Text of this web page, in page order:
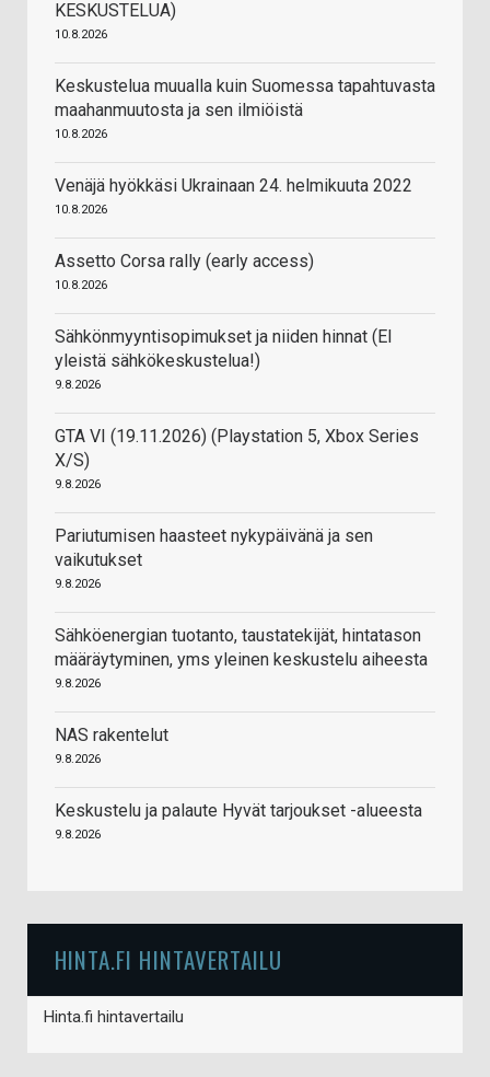
KESKUSTELUA)
10.8.2026
Keskustelua muualla kuin Suomessa tapahtuvasta
maahanmuutosta ja sen ilmiöistä
10.8.2026
Venäjä hyökkäsi Ukrainaan 24. helmikuuta 2022
10.8.2026
Assetto Corsa rally (early access)
10.8.2026
Sähkönmyyntisopimukset ja niiden hinnat (EI
yleistä sähkökeskustelua!)
9.8.2026
GTA VI (19.11.2026) (Playstation 5, Xbox Series
X/S)
9.8.2026
Pariutumisen haasteet nykypäivänä ja sen
vaikutukset
9.8.2026
Sähköenergian tuotanto, taustatekijät, hintatason
määräytyminen, yms yleinen keskustelu aiheesta
9.8.2026
NAS rakentelut
9.8.2026
Keskustelu ja palaute Hyvät tarjoukset -alueesta
9.8.2026
HINTA.FI HINTAVERTAILU
Hinta.fi hintavertailu